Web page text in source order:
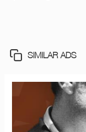
SIMILAR ADS